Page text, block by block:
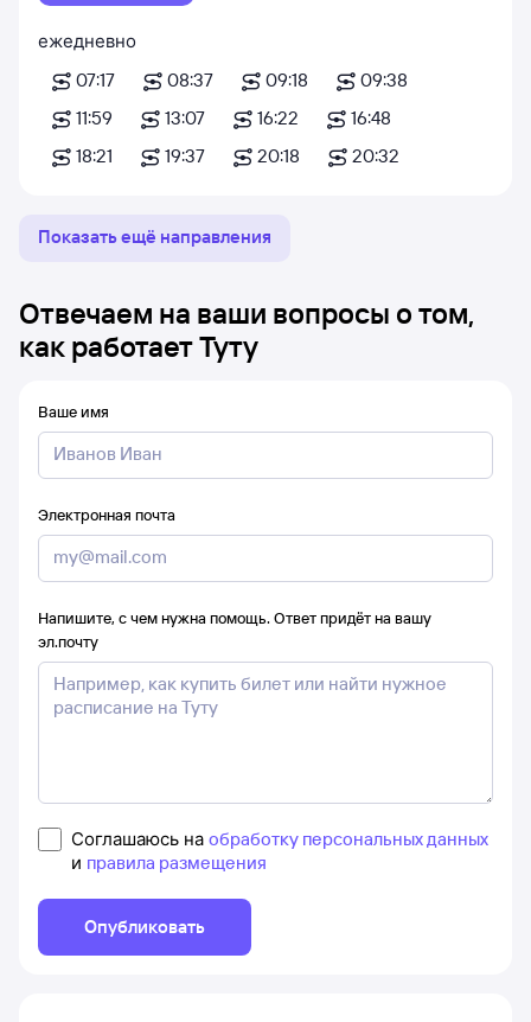
ежедневно
07:17
08:37 09:18
09:38
11:59
13:07 16:22
16:48
18:21
19:37 20:18 20:32
Показать ещё направления
Отвечаем на ваши вопросы о том,
как работает Туту
Ваше имя
Электронная почта
Напишите, с чем нужна помощь. Ответ придёт на вашу
эл.почту
Соглашаюсь на обработку персональных данных
и правила размещения
Опубликовать